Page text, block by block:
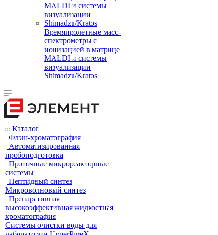
Времяпролетные масс-
спектрометры с
ионизацией в матрице
MALDI и системы
визуализации
Shimadzu/Kratos
Каталог
Флэш-хроматография
Автоматизированная
пробоподготовка
Проточные микрореакторные
системы
Пептидный синтез
Микроволновый синтез
Препаративная
высокоэффективная жидкостная
хроматография
Системы очистки воды для